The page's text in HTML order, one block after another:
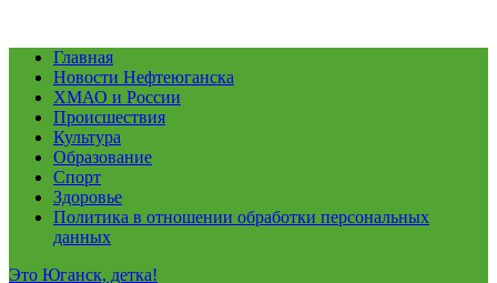
Главная
Новости Нефтеюганска
ХМАО и России
Происшествия
Культура
Образование
Спорт
Здоровье
Политика в отношении обработки персональных
данных
Это Юганск, детка!